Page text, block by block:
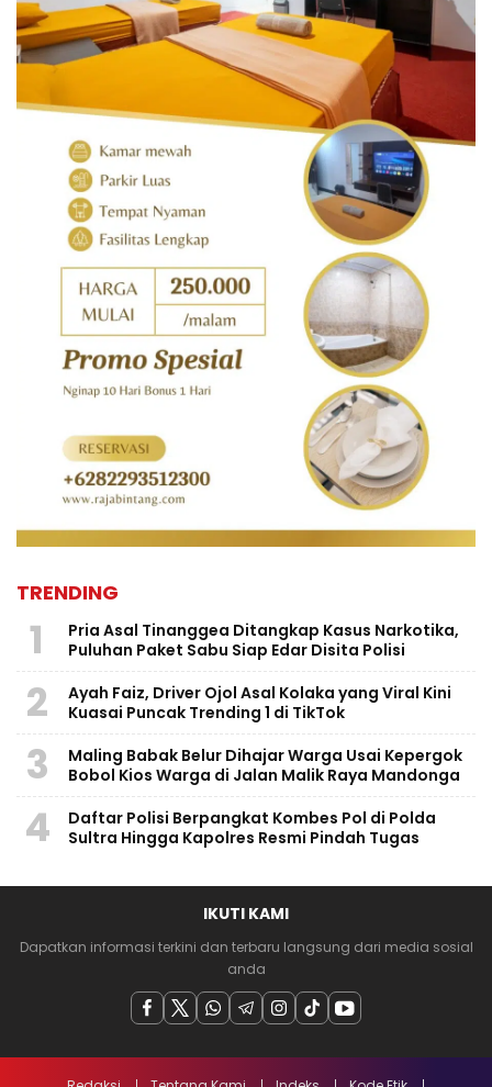
TRENDING
1
Pria Asal Tinanggea Ditangkap Kasus Narkotika,
Puluhan Paket Sabu Siap Edar Disita Polisi
2
Ayah Faiz, Driver Ojol Asal Kolaka yang Viral Kini
Kuasai Puncak Trending 1 di TikTok
3
Maling Babak Belur Dihajar Warga Usai Kepergok
Bobol Kios Warga di Jalan Malik Raya Mandonga
4
Daftar Polisi Berpangkat Kombes Pol di Polda
Sultra Hingga Kapolres Resmi Pindah Tugas
IKUTI KAMI
Dapatkan informasi terkini dan terbaru langsung dari media sosial
anda